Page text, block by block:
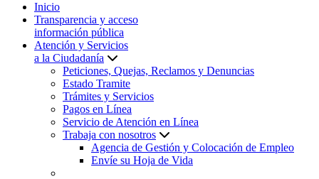
Inicio
Transparencia y acceso
información pública
Atención y Servicios
a la Ciudadanía
Peticiones, Quejas, Reclamos y Denuncias
Estado Tramite
Trámites y Servicios
Pagos en Línea
Servicio de Atención en Línea
Trabaja con nosotros
Agencia de Gestión y Colocación de Empleo
Envíe su Hoja de Vida